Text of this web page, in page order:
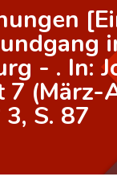
Z
- . In:
7 (März-
S. 87